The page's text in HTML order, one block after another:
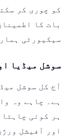
بات کا
سیکیورٹی
سوشل میڈیا
آج کل سوشل
ہے۔ چاہے وہ
ہر کوئی
اور آفیشل